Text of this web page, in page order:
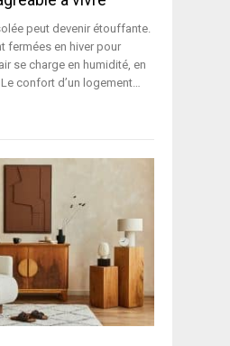
peut devenir étouffante.
fermées en hiver pour
se charge en humidité, en
confort d’un logement…